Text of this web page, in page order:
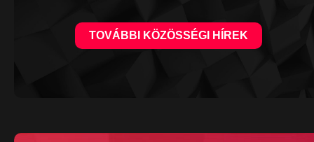
TOVÁBBI KÖZÖSSÉGI HÍREK